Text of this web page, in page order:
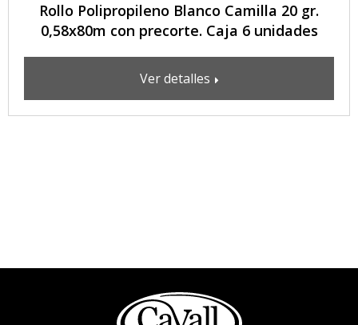
Rollo Polipropileno Blanco Camilla 20 gr.
0,58x80m con precorte. Caja 6 unidades
Ver detalles